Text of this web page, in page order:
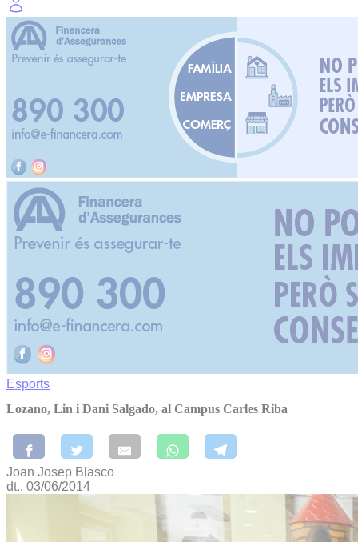
Esports
Lozano, Lin i Dani Salgado, al Campus Carles Riba
Joan Josep Blasco
dt., 03/06/2014